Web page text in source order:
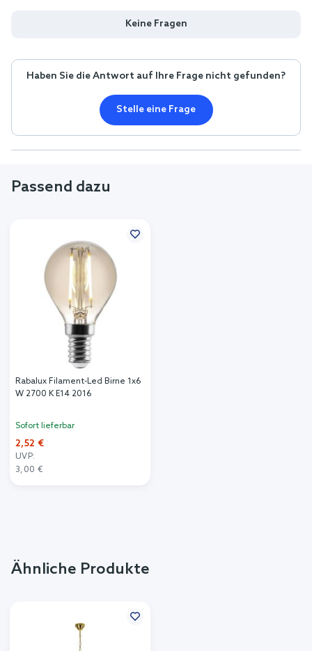
Keine Fragen
Haben Sie die Antwort auf Ihre Frage nicht gefunden?
Stelle eine Frage
Passend dazu
Rabalux Filament-Led Birne 1x6
W 2700 K E14 2016
Sofort lieferbar
2,52 €
UVP:
3,00 €
Ähnliche Produkte